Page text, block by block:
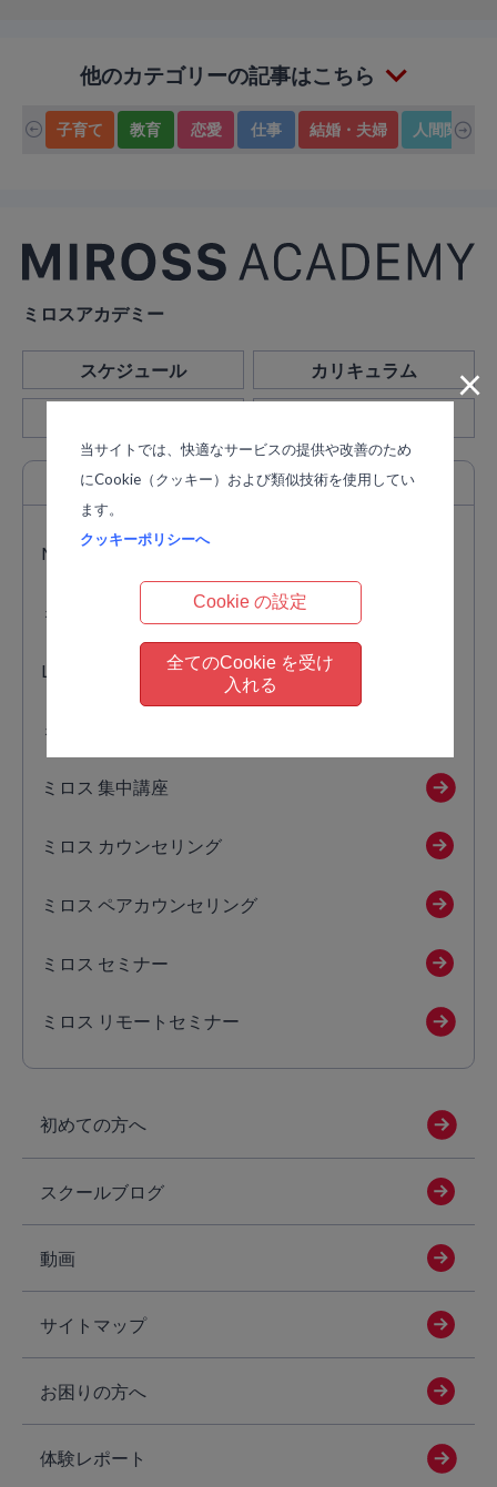
他のカテゴリーの記事はこちら
子育て 教育 恋愛 仕事 結婚・夫婦 人間関係
ミロスアカデミー
スケジュール カリキュラム
カリキュラム一覧
MA PRIVATE LESSON Inner Resource Consulting
ミロス 実践コース
Lifeコース
ミロス 体感講座
ミロス 集中講座
ミロス カウンセリング
ミロス ペアカウンセリング
ミロス セミナー
ミロス リモートセミナー
初めての方へ
スクールブログ
動画
サイトマップ
お困りの方へ
体験レポート
×
当サイトでは、快適なサービスの提供や改善のため
にCookie（クッキー）および類似技術を使用してい
ます。
クッキーポリシーへ
Cookie の設定
全てのCookie を受け
入れる